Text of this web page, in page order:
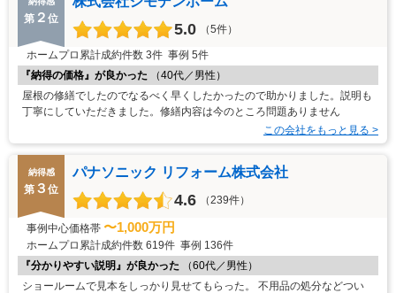
第 ２ 位
5.0 （5件）
ホームプロ累計成約件数 3件 事例 5件
『納得の価格』が良かった
（40代／男性）
屋根の修繕でしたのでなるべく早くしたかったので助かりました。説明も
丁寧にしていただきました。修繕内容は今のところ問題ありません
この会社をもっと見る >
納得感
第 ３ 位
パナソニック リフォーム株式会社
4.6 （239件）
事例中心価格帯 〜1,000万円
ホームプロ累計成約件数 619件 事例 136件
『分かりやすい説明』が良かった
（60代／男性）
ショールームで見本をしっかり見せてもらった。 不用品の処分などつい